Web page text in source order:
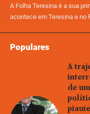
A Folha Teresina é a sua
acontece em Teresina e no
Populares
A
de um